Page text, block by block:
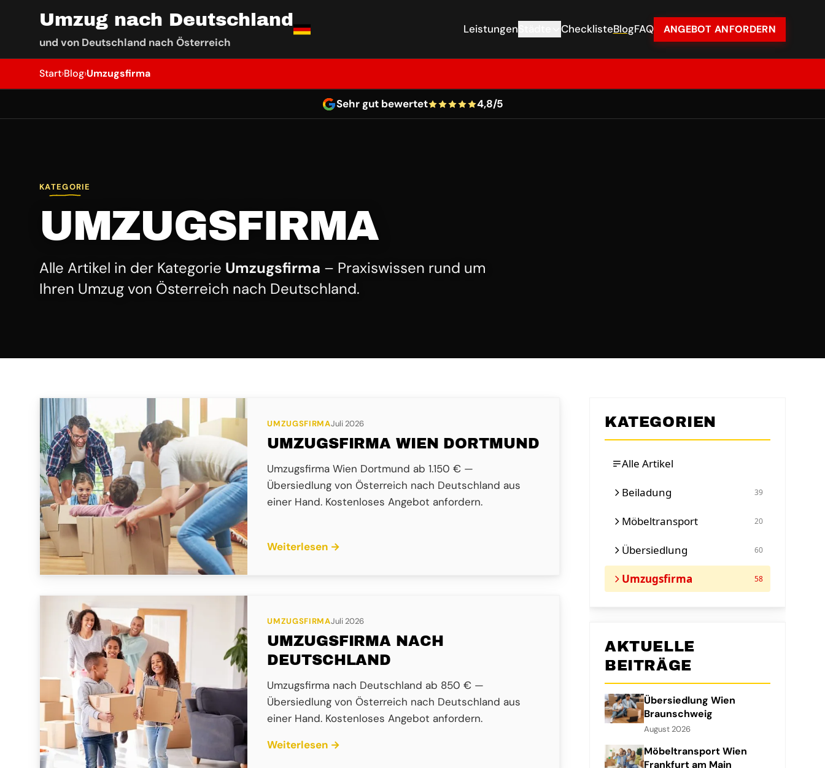
Umzug nach Deutschland
und von Deutschland nach Österreich
Leistungen ChecklisteBlogFAQ ANGEBOT ANFORDERN
Start›Blog›Umzugsfirma
Sehr gut bewertet 4,8/5
KATEGORIE
UMZUGSFIRMA
Alle Artikel in der Kategorie Umzugsfirma – Praxiswissen rund um
Ihren Umzug von Österreich nach Deutschland.
UMZUGSFIRMAJuli 2026
UMZUGSFIRMA WIEN DORTMUND
Umzugsfirma Wien Dortmund ab 1.150 € —
Übersiedlung von Österreich nach Deutschland aus
einer Hand. Kostenloses Angebot anfordern.
Weiterlesen →
UMZUGSFIRMAJuli 2026
UMZUGSFIRMA NACH
DEUTSCHLAND
Umzugsfirma nach Deutschland ab 850 € —
Übersiedlung von Österreich nach Deutschland aus
einer Hand. Kostenloses Angebot anfordern.
Weiterlesen →
KATEGORIEN
Alle Artikel
Beiladung 39
Möbeltransport 20
Übersiedlung 60
Umzugsfirma 58
AKTUELLE
BEITRÄGE
Übersiedlung Wien
Braunschweig
August 2026
Möbeltransport Wien
Frankfurt am Main